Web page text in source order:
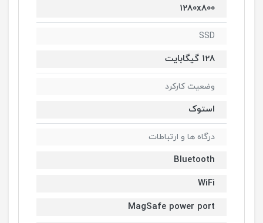
1280x800
SSD
128 گیگابایت
وضعیت کارکرد
استوک
درگاه ها و ارتباطات
Bluetooth
WiFi
MagSafe power port